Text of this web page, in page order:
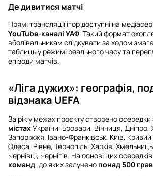
Де дивитися матчі
Прямі трансляції ігор доступні на
YouTube-каналі УАФ. Такий формат
вболівальникам слідкувати за ходом
таблиць у режимі реального часу та
епізоди матчів.
«Ліга дужих»: географія,
відзнака UEFA
За рік у межах проєкту створено
містахУкраїни: Бровари, Вінниця,
Запоріжжя, Івано-Франківськ, Київ, Кривий
Одеса, Рівне, Тернопіль, Харків,
Чернівці, Чернігів. На основі цих
команд, до яких залучено понад 500